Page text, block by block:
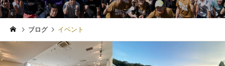
遺品整理 不用品処
引越し・家具の移動 害虫駆
コラム
１年分の問い合わせが２ヶ
月で（現場で感じること）
インフォメーション
料金表改定のお知らせ
ブログ イベント